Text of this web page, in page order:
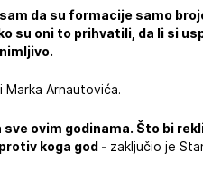
da su formacije samo
su oni to prihvatili, da li si
Arnautovića.
ovim godinama. Što bi
koga god - zaključio je